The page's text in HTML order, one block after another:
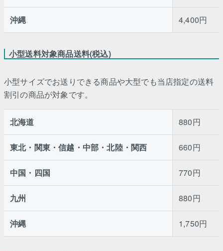
沖縄 4,400円
小型送料対象商品送料(税込)
小型サイズでお送りできる商品や大型でも当店指定の送料
割引の商品が対象です。
北海道 880円
東北・関東・信越・中部・北陸・関西 660円
中国・四国 770円
九州 880円
沖縄 1,750円